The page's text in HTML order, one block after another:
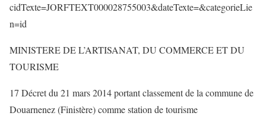
cidTexte=JORFTEXT000028755003&dateTexte=&categorieLie
n=id
MINISTERE DE L’ARTISANAT, DU COMMERCE ET DU
TOURISME
17 Décret du 21 mars 2014 portant classement de la commune de
Douarnenez (Finistère) comme station de tourisme